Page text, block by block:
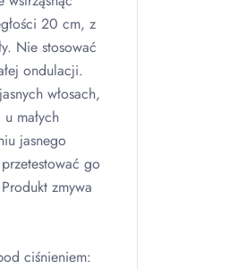
20 cm, z
Nie stosować
ondulacji.
włosach,
małych
jasnego
go
zmywa
ciśnieniem: